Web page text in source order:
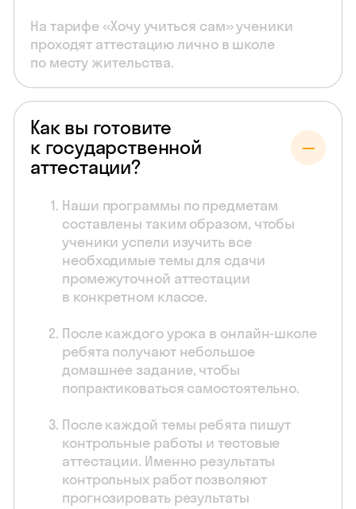
На тарифе «Хочу учиться сам» ученики
проходят аттестацию лично в школе
по месту жительства.
Как вы готовите
к государственной
аттестации?
Наши программы по предметам
составлены таким образом, чтобы
ученики успели изучить все
необходимые темы для сдачи
промежуточной аттестации
в конкретном классе.
После каждого урока в онлайн-школе
ребята получают небольшое
домашнее задание, чтобы
попрактиковаться самостоятельно.
После каждой темы ребята пишут
контрольные работы и тестовые
аттестации. Именно результаты
контрольных работ позволяют
прогнозировать результаты